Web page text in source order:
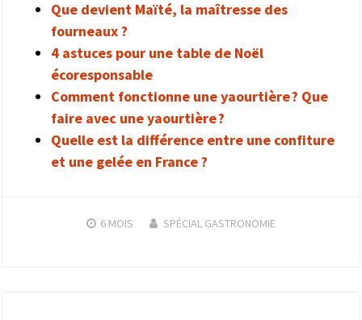
Que devient Maïté, la maîtresse des
fourneaux ?
4 astuces pour une table de Noël
écoresponsable
Comment fonctionne une yaourtière ? Que
faire avec une yaourtière ?
Quelle est la différence entre une confiture
et une gelée en France ?
6 MOIS SPÉCIAL GASTRONOMIE